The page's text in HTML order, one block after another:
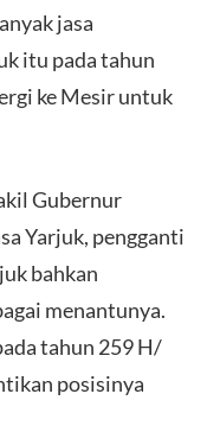
jasa
itu pada tahun
ke Mesir untuk
Gubernur
Yarjuk, pengganti
bahkan
menantunya.
tahun 259 H/
posisinya